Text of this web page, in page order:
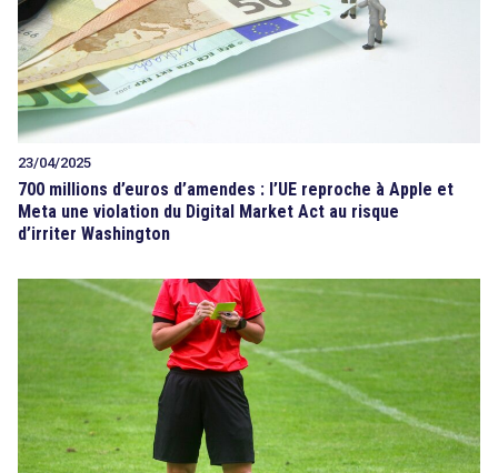
23/04/2025
700 millions d’euros d’amendes : l’UE reproche à Apple et
Meta une violation du Digital Market Act au risque
d’irriter Washington